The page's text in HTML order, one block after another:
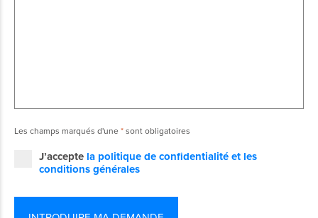
Les champs marqués d'une * sont obligatoires
J’accepte la politique de confidentialité et les
conditions générales